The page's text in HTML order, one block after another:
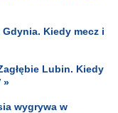
Kiedy mecz i
Lubin. Kiedy
»
wygrywa w